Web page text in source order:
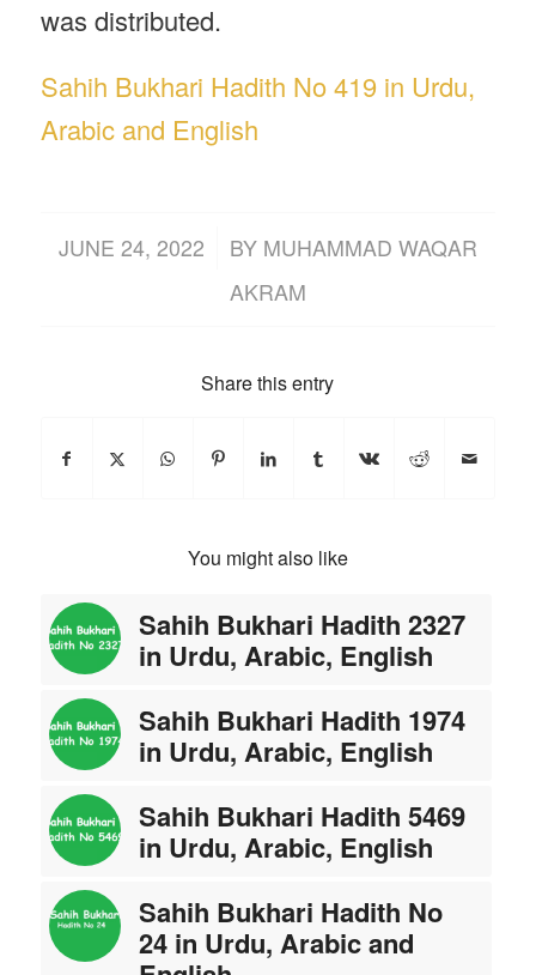
was distributed.
Sahih Bukhari Hadith No 419 in Urdu,
Arabic and English
JUNE 24, 2022
/ BY MUHAMMAD WAQAR
AKRAM
Share this entry
You might also like
Sahih Bukhari Hadith 2327
in Urdu, Arabic, English
Sahih Bukhari Hadith 1974
in Urdu, Arabic, English
Sahih Bukhari Hadith 5469
in Urdu, Arabic, English
Sahih Bukhari Hadith No
24 in Urdu, Arabic and